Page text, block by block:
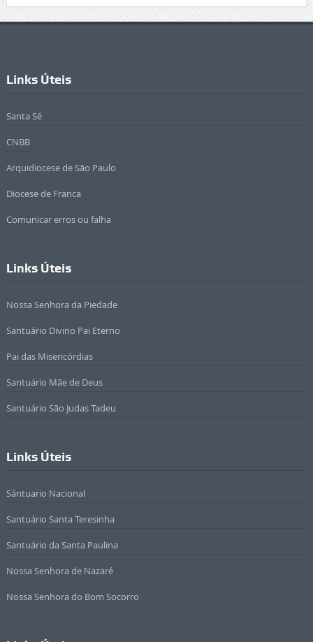
Links Úteis
Santa Sé
CNBB
Arquidiocese de São Paulo
Diocese de Franca
Comunicar erros ou falha
Links Úteis
Nossa Senhora da Piedade
Santuário Divino Pai Eterno
Pai das Misericórdias
Santuário Mãe de Deus
Santuário São Judas Tadeu
Links Úteis
Sántuario Nacional
Santuário Santa Teresinha
Santuário da Santa Paulina
Nossa Senhora de Nazaré
Nossa Senhora do Bom Socorro